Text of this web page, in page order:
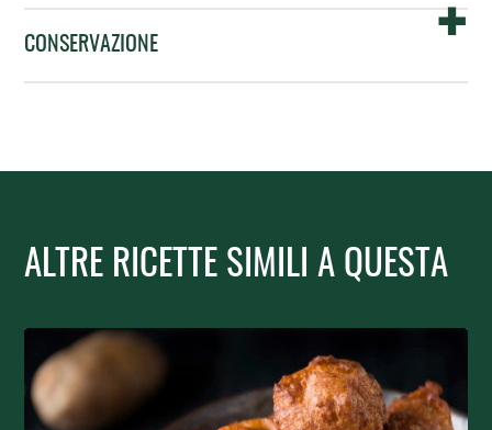
CONSERVAZIONE
ALTRE RICETTE SIMILI A QUESTA